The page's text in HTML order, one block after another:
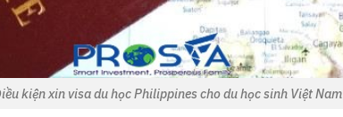
kiện xin visa du học Philippines cho du học sinh Việt Nam